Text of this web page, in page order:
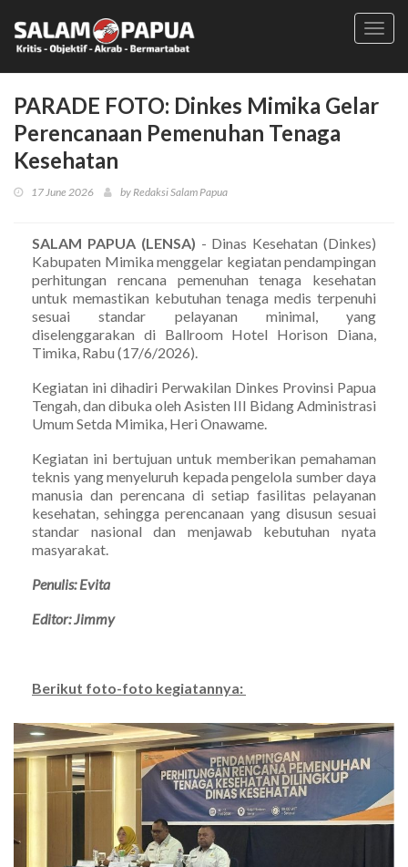
PARADE FOTO: Dinkes Mimika Gelar
Perencanaan Pemenuhan Tenaga
Kesehatan
17 June 2026 by Redaksi Salam Papua
SALAM PAPUA (LENSA) - Dinas Kesehatan (Dinkes)
Kabupaten Mimika menggelar kegiatan pendampingan
perhitungan rencana pemenuhan tenaga kesehatan
untuk memastikan kebutuhan tenaga medis terpenuhi
sesuai standar pelayanan minimal, yang
diselenggarakan di Ballroom Hotel Horison Diana,
Timika, Rabu (17/6/2026).
Kegiatan ini dihadiri Perwakilan Dinkes Provinsi Papua
Tengah, dan dibuka oleh Asisten III Bidang Administrasi
Umum Setda Mimika, Heri Onawame.
Kegiatan ini bertujuan untuk memberikan pemahaman
teknis yang menyeluruh kepada pengelola sumber daya
manusia dan perencana di setiap fasilitas pelayanan
kesehatan, sehingga perencanaan yang disusun sesuai
standar nasional dan menjawab kebutuhan nyata
masyarakat.
Penulis: Evita
Editor: Jimmy
Berikut foto-foto kegiatannya: